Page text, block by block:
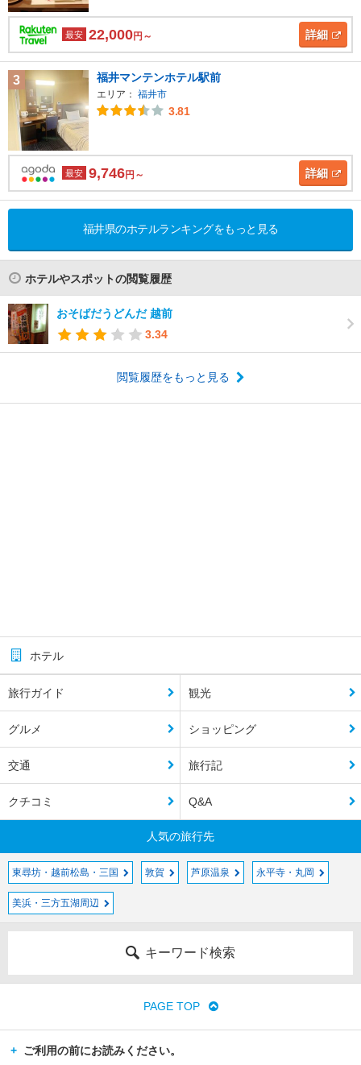
最安 22,000円～ 詳細
3 福井マンテンホテル駅前
エリア： 福井市
3.81
最安 9,746円～ 詳細
福井県のホテルランキングをもっと見る
ホテルやスポットの閲覧履歴
おそばだうどんだ 越前
3.34
閲覧履歴をもっと見る
ホテル
旅行ガイド 観光
グルメ ショッピング
交通 旅行記
クチコミ Q&A
人気の旅行先
東尋坊・越前松島・三国 敦賀 芦原温泉 永平寺・丸岡
美浜・三方五湖周辺
キーワード検索
PAGE TOP
ご利用の前にお読みください。